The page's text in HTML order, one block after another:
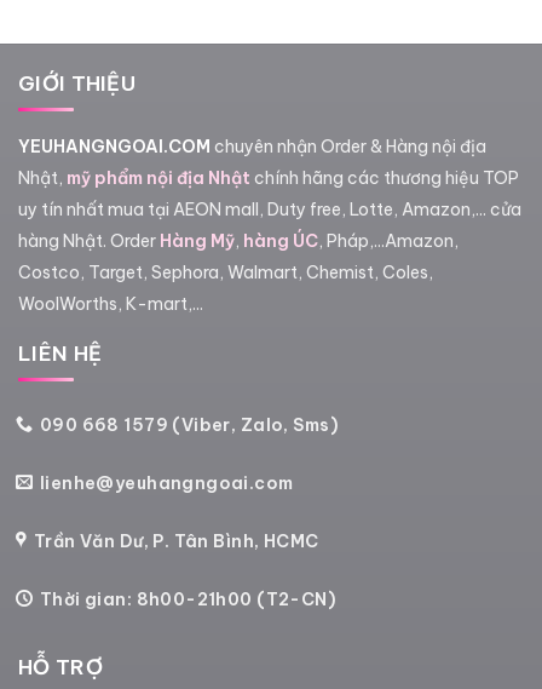
GIỚI THIỆU
YEUHANGNGOAI.COM chuyên nhận Order & Hàng nội địa
Nhật, mỹ phẩm nội địa Nhật chính hãng các thương hiệu TOP
uy tín nhất mua tại AEON mall, Duty free, Lotte, Amazon,... cửa
hàng Nhật. Order Hàng Mỹ, hàng ÚC, Pháp,...Amazon,
Costco, Target, Sephora, Walmart, Chemist, Coles,
WoolWorths, K-mart,...
LIÊN HỆ
090 668 1579 (Viber, Zalo, Sms)
lienhe@yeuhangngoai.com
Trần Văn Dư, P. Tân Bình, HCMC
Thời gian: 8h00-21h00 (T2-CN)
HỖ TRỢ